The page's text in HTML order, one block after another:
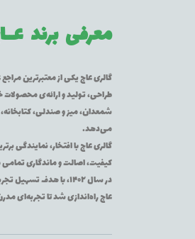
معرفی برند
گالری عاج یکی از معتبرترین
طراحی، تولید و ارائه‌ی
شمعدان، میز و صندلی،
می‌دهد.
گالری عاج با افتخار، نمایندگی
کیفیت، اصالت و ماندگاری
در سال ۱۴۰۲، با
عاج راه‌اندازی شد تا تجربه‌ای